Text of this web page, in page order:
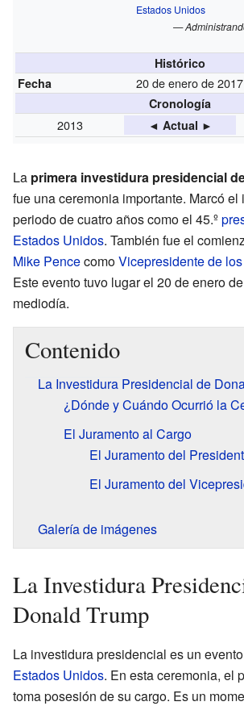
Estados Unidos
—
Histórico
Fecha
20 de enero de 2017
Cronología
2013 ◄ Actual ►
La primera investidura presidencial
fue una ceremonia importante. Marcó
periodo de cuatro años como el 45.º
Estados Unidos. También fue el
Mike PencecomoVicepresidente de
Este evento tuvo lugar el 20 de enero
mediodía.
Contenido
La Investidura Presidencial de
¿Dónde y Cuándo Ocurrió la
El Juramento al Cargo
El Juramento del
El Juramento del
Galería de imágenes
La Investidura
Donald Trump
La investidura presidencial es un
Estados Unidos. En esta ceremonia, el
toma posesión de su cargo. Es un